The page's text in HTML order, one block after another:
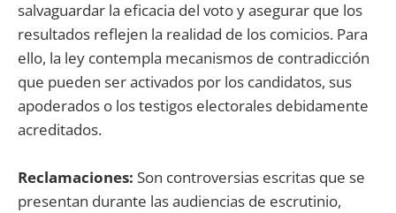
salvaguardar la eficacia del voto y asegurar que los
resultados reflejen la realidad de los comicios. Para
ello, la ley contempla mecanismos de contradicción
que pueden ser activados por los candidatos, sus
apoderados o los testigos electorales debidamente
acreditados.
Reclamaciones: Son controversias escritas que se
presentan durante las audiencias de escrutinio,